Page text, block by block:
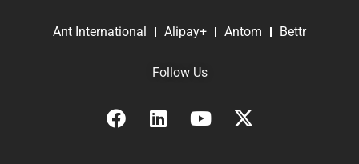
Ant International Alipay+ Antom Bettr
Follow Us